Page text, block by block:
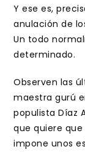
Y ese es,
anulación de
Un todo
determinado.
Observen las
maestra gurú
populista Díaz
que quiere
impone unos